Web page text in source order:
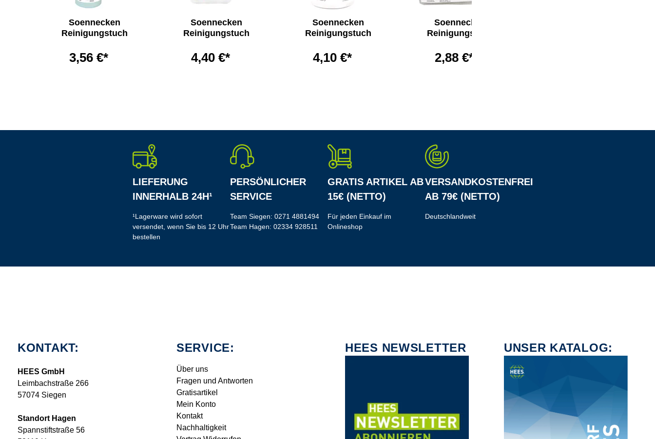
Soennecken
Reinigungstuch
3,56 €*
Soennecken
Reinigungstuch
4,40 €*
Soennecken
Reinigungstuch
4,10 €*
Soennecken
Reinigungstuch
2,88 €*
LIEFERUNG
INNERHALB 24H¹
¹Lagerware wird sofort
versendet, wenn Sie bis 12 Uhr
bestellen
PERSÖNLICHER
SERVICE
Team Siegen: 0271 4881494
Team Hagen: 02334 928511
GRATIS ARTIKEL AB
15€ (NETTO)
Für jeden Einkauf im
Onlineshop
VERSANDKOSTENFREI
AB 79€ (NETTO)
Deutschlandweit
KONTAKT:
HEES GmbH
Leimbachstraße 266
57074 Siegen
Standort Hagen
Spannstiftstraße 56
SERVICE:
Über uns
Fragen und Antworten
Gratisartikel
Mein Konto
Kontakt
Nachhaltigkeit
HEES NEWSLETTER UNSER KATALOG: